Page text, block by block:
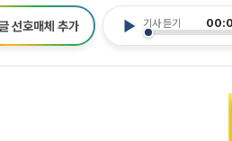
기사 듣기
선호매체 추가